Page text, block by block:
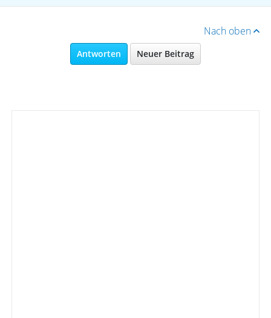
Nach oben
Antworten Neuer Beitrag